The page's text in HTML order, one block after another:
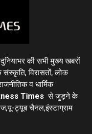
की सभी मुख्य खबरों
संस्कृति, विरासतों, लोक
व धार्मिक
Times से जुड़ने के
ट्यूब चैनल,इंस्टाग्राम